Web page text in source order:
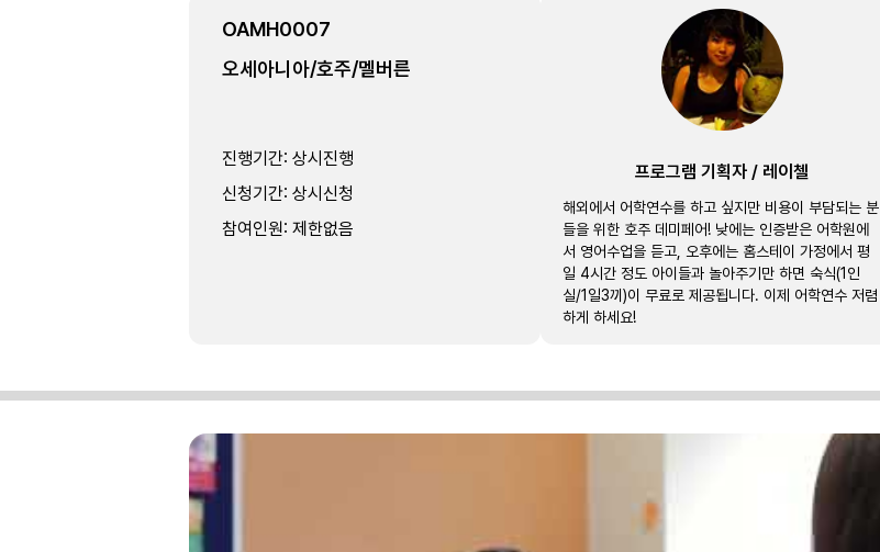
OAMH0007
오세아니아/호주/멜버른
진행기간: 상시진행
신청기간: 상시신청
참여인원: 제한없음
프로그램 기획자 / 레이첼
해외에서 어학연수를 하고 싶지만 비용이 부담되는 분
들을 위한 호주 데미페어! 낮에는 인증받은 어학원에
서 영어수업을 듣고, 오후에는 홈스테이 가정에서 평
일 4시간 정도 아이들과 놀아주기만 하면 숙식(1인
실/1일3끼)이 무료로 제공됩니다. 이제 어학연수 저렴
하게 하세요!